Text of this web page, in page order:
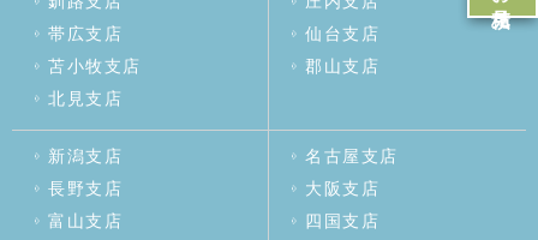
帯広支店
苫小牧支店
北見支店
仙台支店
郡山支店
新潟支店
長野支店
富山支店
名古屋支店
大阪支店
四国支店